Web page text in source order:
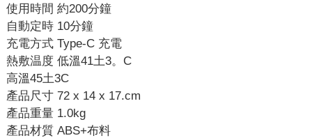
使用時間 約200分鐘
自動定時 10分鐘
充電方式 Type-C 充電
熱敷温度 低溫41土3。C
高溫45土3C
產品尺寸 72 x 14 x 17.cm
產品重量 1.0kg
產品材質 ABS+布料